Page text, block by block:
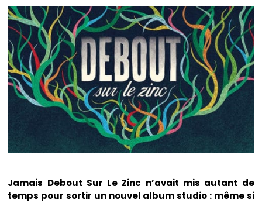
Jamais Debout Sur Le Zinc n’avait mis autant de
temps pour sortir un nouvel album studio : même si